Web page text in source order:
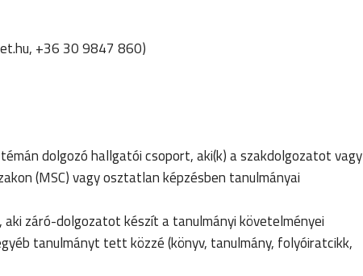
+36 30 9847 860)
dolgozó hallgatói csoport, aki(k) a szakdolgozatot vagy
(MSC) vagy osztatlan képzésben tanulmányai
záró-dolgozatot készít a tanulmányi követelményei
tanulmányt tett közzé (könyv, tanulmány, folyóiratcikk,